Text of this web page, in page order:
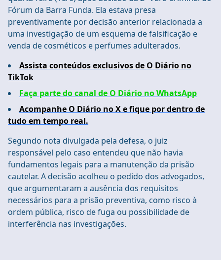
Fórum da Barra Funda. Ela estava presa
preventivamente por decisão anterior relacionada a
uma investigação de um esquema de falsificação e
venda de cosméticos e perfumes adulterados.
Assista conteúdos exclusivos de O Diário no
TikTok
Faça parte do canal de O Diário no WhatsApp
Acompanhe O Diário no X e fique por dentro de
tudo em tempo real.
Segundo nota divulgada pela defesa, o juiz
responsável pelo caso entendeu que não havia
fundamentos legais para a manutenção da prisão
cautelar. A decisão acolheu o pedido dos advogados,
que argumentaram a ausência dos requisitos
necessários para a prisão preventiva, como risco à
ordem pública, risco de fuga ou possibilidade de
interferência nas investigações.